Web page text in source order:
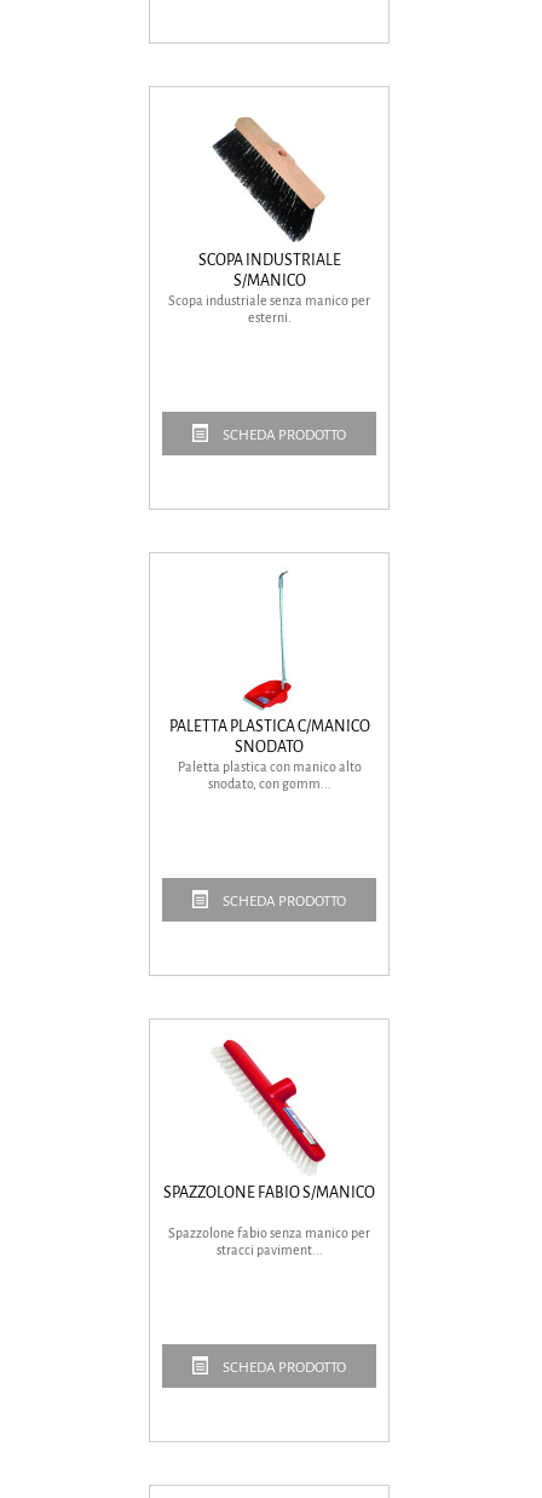
SCOPA INDUSTRIALE
S/MANICO
Scopa industriale senza manico per
esterni.
SCHEDA PRODOTTO
PALETTA PLASTICA C/MANICO
SNODATO
Paletta plastica con manico alto
snodato, con gomm...
SCHEDA PRODOTTO
SPAZZOLONE FABIO S/MANICO
Spazzolone fabio senza manico per
stracci paviment...
SCHEDA PRODOTTO